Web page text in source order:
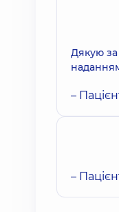
Дякую за
–
–